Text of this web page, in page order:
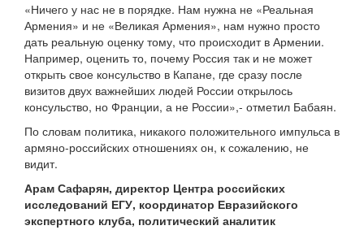
«Ничего у нас не в порядке. Нам нужна не «Реальная
Армения» и не «Великая Армения», нам нужно просто
дать реальную оценку тому, что происходит в Армении.
Например, оценить то, почему Россия так и не может
открыть свое консульство в Капане, где сразу после
визитов двух важнейших людей России открылось
консульство, но Франции, а не России»,- отметил Бабаян.
По словам политика, никакого положительного импульса в
армяно-российских отношениях он, к сожалению, не
видит.
Арам Сафарян, директор Центра российских
исследований ЕГУ, координатор Евразийского
экспертного клуба, политический аналитик